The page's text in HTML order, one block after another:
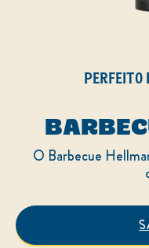
PERFEITO
O Barbecue